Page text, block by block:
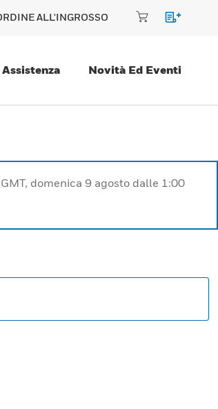
ALL'INGROSSO
Assistenza Novità Ed Eventi
domenica 9 agosto dalle 1:00